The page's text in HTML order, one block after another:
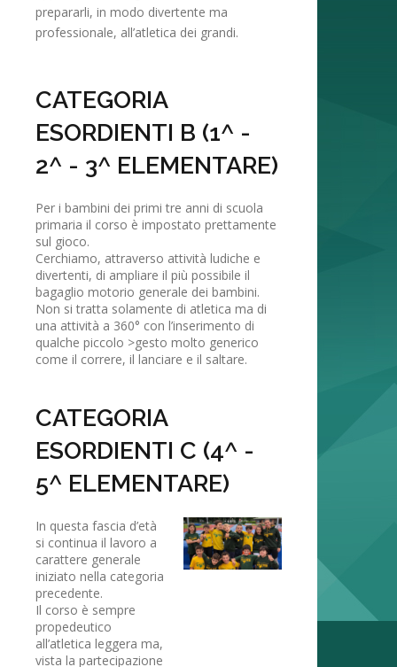
prepararli, in modo divertente ma
professionale, all’atletica dei grandi.
CATEGORIA
ESORDIENTI B (1^ -
2^ - 3^ ELEMENTARE)
Per i bambini dei primi tre anni di scuola
primaria il corso è impostato prettamente
sul gioco.
Cerchiamo, attraverso attività ludiche e
divertenti, di ampliare il più possibile il
bagaglio motorio generale dei bambini.
Non si tratta solamente di atletica ma di
una attività a 360° con l’inserimento di
qualche piccolo >gesto molto generico
come il correre, il lanciare e il saltare.
CATEGORIA
ESORDIENTI C (4^ -
5^ ELEMENTARE)
In questa fascia d’età
si continua il lavoro a
carattere generale
iniziato nella categoria
precedente.
Il corso è sempre
propedeutico
all’atletica leggera ma,
vista la partecipazione